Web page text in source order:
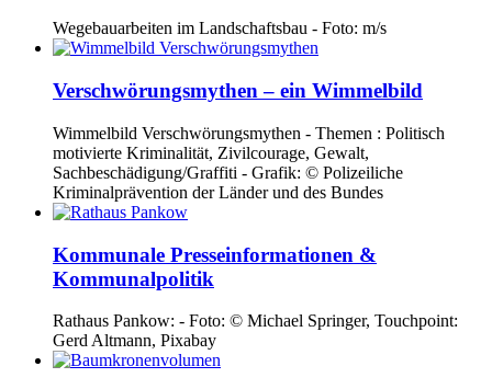
Wegebauarbeiten im Landschaftsbau - Foto: m/s
Verschwörungsmythen – ein Wimmelbild
Wimmelbild Verschwörungsmythen - Themen : Politisch
motivierte Kriminalität, Zivilcourage, Gewalt,
Sachbeschädigung/Graffiti - Grafik: © Polizeiliche
Kriminalprävention der Länder und des Bundes
Kommunale Presseinformationen &
Kommunalpolitik
Rathaus Pankow: - Foto: © Michael Springer, Touchpoint:
Gerd Altmann, Pixabay